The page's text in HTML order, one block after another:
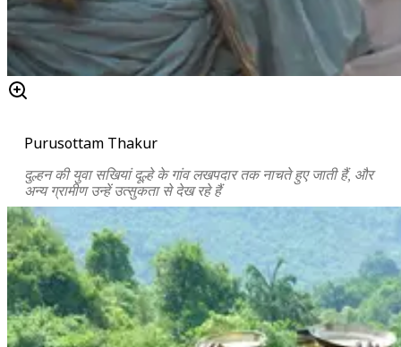
Purusottam Thakur
दुल्हन की युवा सखियां दूल्हे के गांव लखपदार तक नाचते हुए जाती हैं, और
अन्य ग्रामीण उन्हें उत्सुकता से देख रहे हैं